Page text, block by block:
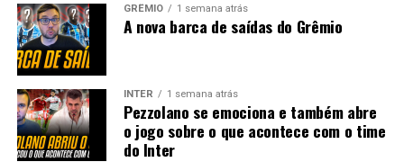
GRÊMIO 1 semana atrás
A nova barca de saídas do Grêmio
INTER 1 semana atrás
Pezzolano se emociona e também abre
o jogo sobre o que acontece com o time
do Inter